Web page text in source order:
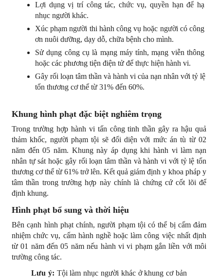
Lợi dụng vị trí công tác, chức vụ, quyền hạn để hạ
nhục người khác.
Xúc phạm người thi hành công vụ hoặc người có công
ơn nuôi dưỡng, dạy dỗ, chữa bệnh cho mình.
Sử dụng công cụ là mạng máy tính, mạng viễn thông
hoặc các phương tiện điện tử để thực hiện hành vi.
Gây rối loạn tâm thần và hành vi của nạn nhân với tỷ lệ
tổn thương cơ thể từ 31% đến 60%.
Khung hình phạt đặc biệt nghiêm trọng
Trong trường hợp hành vi tấn công tinh thần gây ra hậu quả
thảm khốc, người phạm tội sẽ đối diện với mức án tù từ 02
năm đến 05 năm. Khung này áp dụng khi hành vi làm nạn
nhân tự sát hoặc gây rối loạn tâm thần và hành vi với tỷ lệ tổn
thương cơ thể từ 61% trở lên. Kết quả giám định y khoa pháp y
tâm thần trong trường hợp này chính là chứng cứ cốt lõi để
định khung.
Hình phạt bổ sung và thời hiệu
Bên cạnh hình phạt chính, người phạm tội có thể bị cấm đảm
nhiệm chức vụ, cấm hành nghề hoặc làm công việc nhất định
từ 01 năm đến 05 năm nếu hành vi vi phạm gắn liền với môi
trường công tác.
Lưu ý: Tội làm nhục người khác ở khung cơ bản